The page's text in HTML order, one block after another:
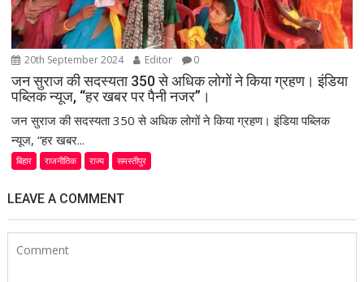
20th September 2024 Editor 0
जन सुराज की सदस्यता 350 से अधिक लोगों ने किया ग्रहण। इंडिया
पब्लिक न्यूज, “हर खबर पर पैनी नजर”।
जन सुराज की सदस्यता 350 से अधिक लोगों ने किया ग्रहण। इंडिया पब्लिक
न्यूज, “हर खबर...
बिहार राजनीतिक राज्य समस्तीपुर
LEAVE A COMMENT